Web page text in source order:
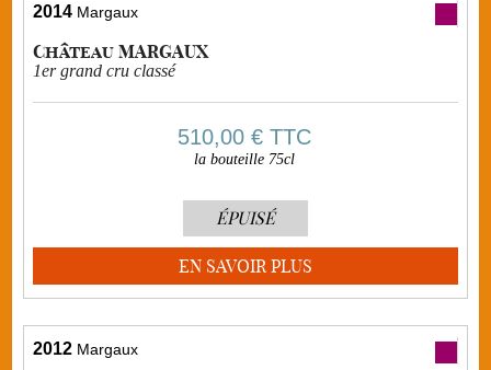
2014 Margaux
Château MARGAUX
1er grand cru classé
510,00 € TTC
la bouteille 75cl
ÉPUISÉ
EN SAVOIR PLUS
2012 Margaux